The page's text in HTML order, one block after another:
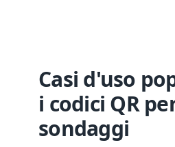
Casi d'uso
i codici QR
sondaggi